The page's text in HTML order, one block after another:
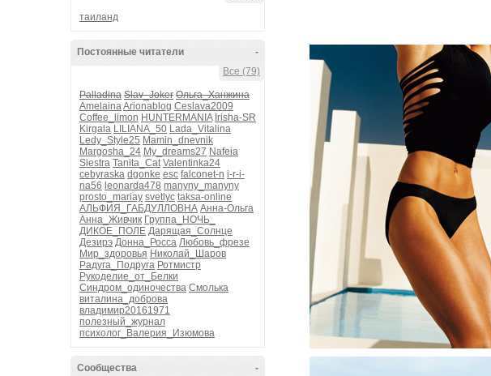
таиланд
-
Постоянные читатели
Все (79)
Palladina Slav_Joker Ольга_Ханжина
AmelainaArionablog Ceslava2009
Coffee_limon HUNTERMANIA Irisha-SR
Kirgala LILIANA_50 Lada_Vitalina
Ledy_Style25 Mamin_dnevnik
Margosha_24 My_dreams27 Nafeia
Siestra Tanita_Cat Valentinka24
cebyraska dgonke esc falconet-n i-r-i-
na56 leonarda478 manyny_manyny
prosto_mariay svetlyc taksa-online
АЛЬФИЯ_ГАБДУЛЛОВНА Анна-Ольга
Анна_Живчик Группа_НОЧЬ_
ДИКОЕ_ПОЛЕ Дарящая_Солнце
Дезирэ Донна_Росса Любовь_фрезе
Мир_здоровья Николай_Шаров
Радуга_Подруга Ротмистр
Рукоделие_от_Белки
Синдром_одиночества Смолька
виталина_доброва
владимир20161971
полезный_журнал
психолог_Валерия_Изюмова
-
Сообщества